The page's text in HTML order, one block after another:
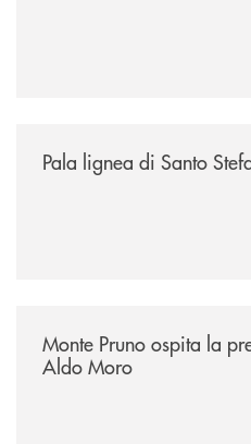
Pala lignea di Santo
Monte Pruno ospita la
Aldo Moro